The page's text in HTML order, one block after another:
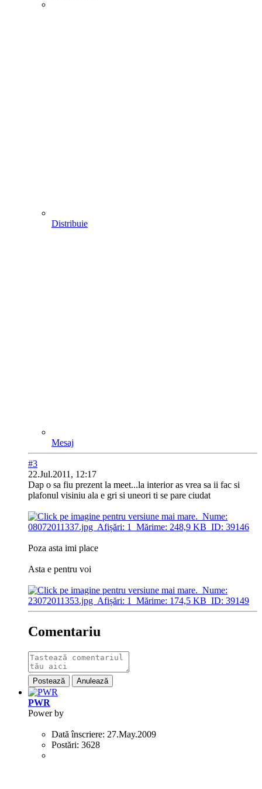
Distribuie
Mesaj
#3
22.Jul.2011, 12:17
Dap o sa fiu prezent la meet...la interior as vrea sa ii fac si
plafonul visiniu ala e gri si uneori ti se pare ciudat
Poza asta imi place
Asta e pentru voi
Comentariu
Postează Anulează
PWR
Power by
Dată înscriere: 27.May.2009
Postări: 3628